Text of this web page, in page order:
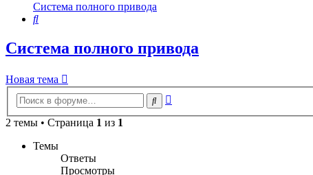
Система полного привода
Поиск
Система полного привода
Новая тема
Поиск
2 темы • Страница 1 из 1
Темы
Ответы
Просмотры